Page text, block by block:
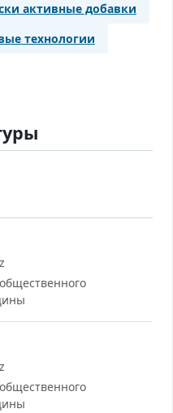
активные добавки
технологии